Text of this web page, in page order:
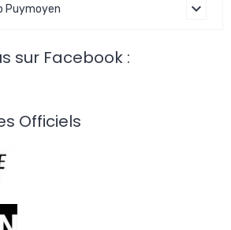
Puymoyen
sur Facebook :
Officiels